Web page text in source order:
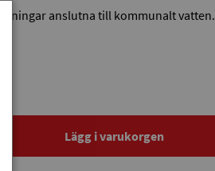
anslutna till kommunalt vatten.
Lägg i varukorgen